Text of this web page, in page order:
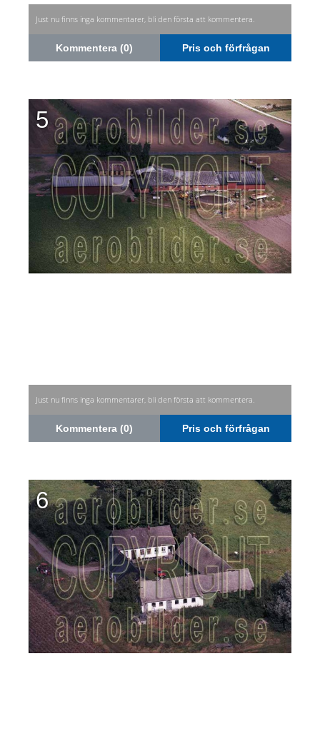
Just nu finns inga kommentarer, bli den första att kommentera.
Kommentera (0) Pris och förfrågan
5
Just nu finns inga kommentarer, bli den första att kommentera.
Kommentera (0) Pris och förfrågan
6